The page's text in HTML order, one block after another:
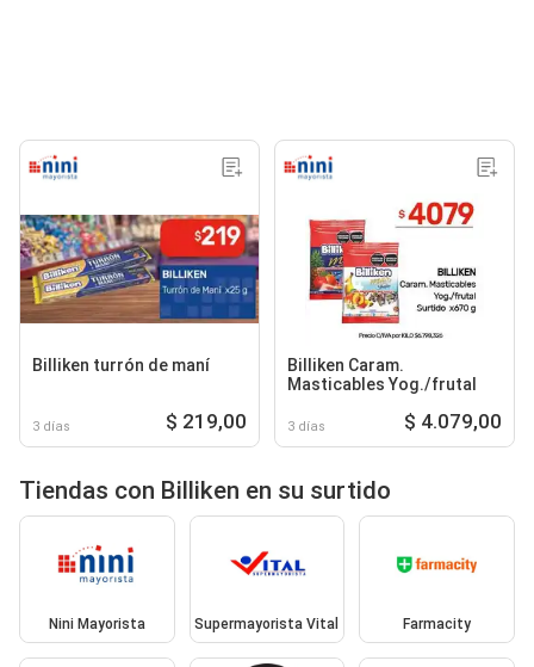
Billiken turrón de maní
3 días $ 219,00
Billiken Caram.
Masticables Yog./frutal
3 días $ 4.079,00
Tiendas con Billiken en su surtido
Nini Mayorista Supermayorista Vital Farmacity